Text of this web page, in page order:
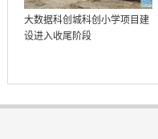
大数据科创城科创小学项目建
设进入收尾阶段